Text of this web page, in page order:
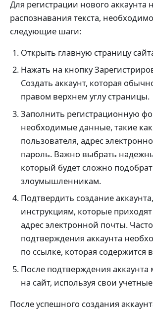
Для регистрации нового аккаунта
распознавания текста,
следующие шаги:
Открыть главную страницу
Нажать на кнопку
Создать аккаунт, которая
правом верхнем углу страницы.
Заполнить регистрационную
необходимые данные, такие
пользователя, адрес
пароль. Важно выбрать
который будет сложно
злоумышленникам.
Подтвердить создание
инструкциям, которые
адрес электронной почты.
подтверждения аккаунта
по ссылке, которая содержится
После подтверждения
на сайт, используя свои
После успешного создания